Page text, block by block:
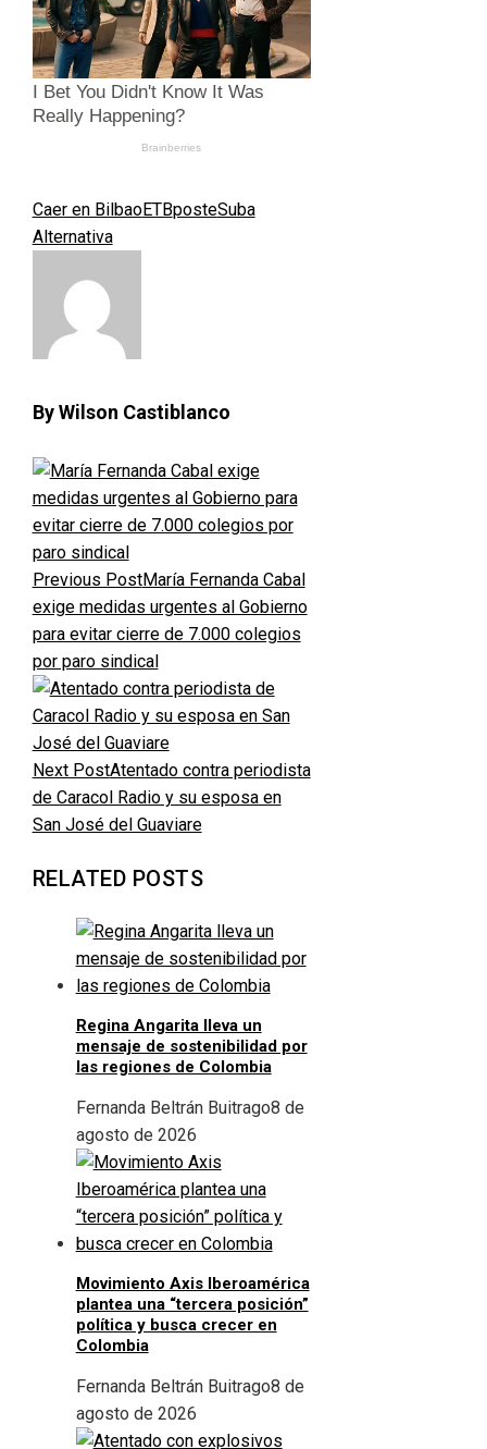
Caer en BilbaoETBposteSuba
Alternativa
By Wilson Castiblanco
Previous PostMaría Fernanda Cabal
exige medidas urgentes al Gobierno
para evitar cierre de 7.000 colegios
por paro sindical
Next PostAtentado contra periodista
de Caracol Radio y su esposa en
San José del Guaviare
RELATED POSTS
Regina Angarita lleva un
mensaje de sostenibilidad por
las regiones de Colombia
Fernanda Beltrán Buitrago8 de
agosto de 2026
Movimiento Axis Iberoamérica
plantea una “tercera posición”
política y busca crecer en
Colombia
Fernanda Beltrán Buitrago8 de
agosto de 2026